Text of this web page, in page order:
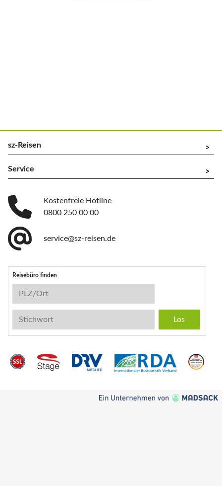
sz-Reisen ^
Service ^
Kostenfreie Hotline
0800 250 00 00
service@sz-reisen.de
Reisebüro finden
Reisebüro-Suche
PLZ/Ort